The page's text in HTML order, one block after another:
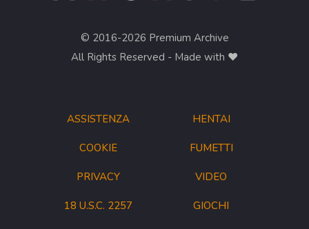
ASSISTENZA
COOKIE
PRIVACY
18 U.S.C. 2257
© 2016-2026 Premium Archive
All Rights Reserved - Made with ❤︎
HENTAI
FUMETTI
VIDEO
GIOCHI